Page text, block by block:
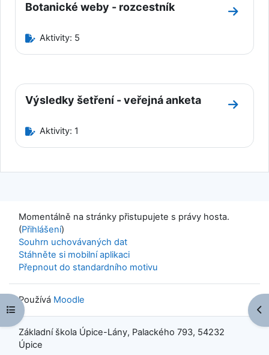
Otevřít indexu kurzu
Botanické weby - rozcestník
Přejít
Aktivity: 5
Výsledky šetření - veřejná anketa
Přejít
Aktivity: 1
Momentálně na stránky přistupujete s právy hosta.
(Přihlášení)
Souhrn uchovávaných dat
Stáhněte si mobilní aplikaci
Přepnout do standardního motivu
Používá Moodle
Základní škola Úpice-Lány, Palackého 793, 54232
Úpice